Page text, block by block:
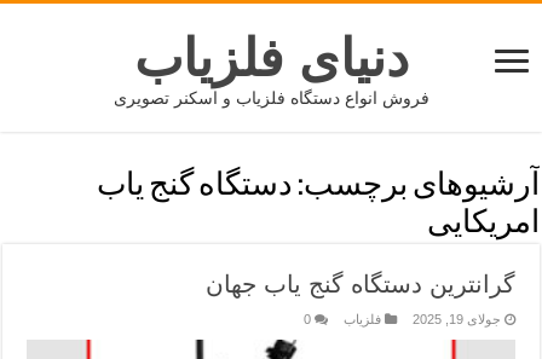
دنیای فلزیاب
فروش انواع دستگاه فلزیاب و اسکنر تصویری
آرشیوهای برچسب: دستگاه گنج یاب
امریکایی
گرانترین دستگاه گنج یاب جهان
جولای 19, 2025 فلزیاب 0